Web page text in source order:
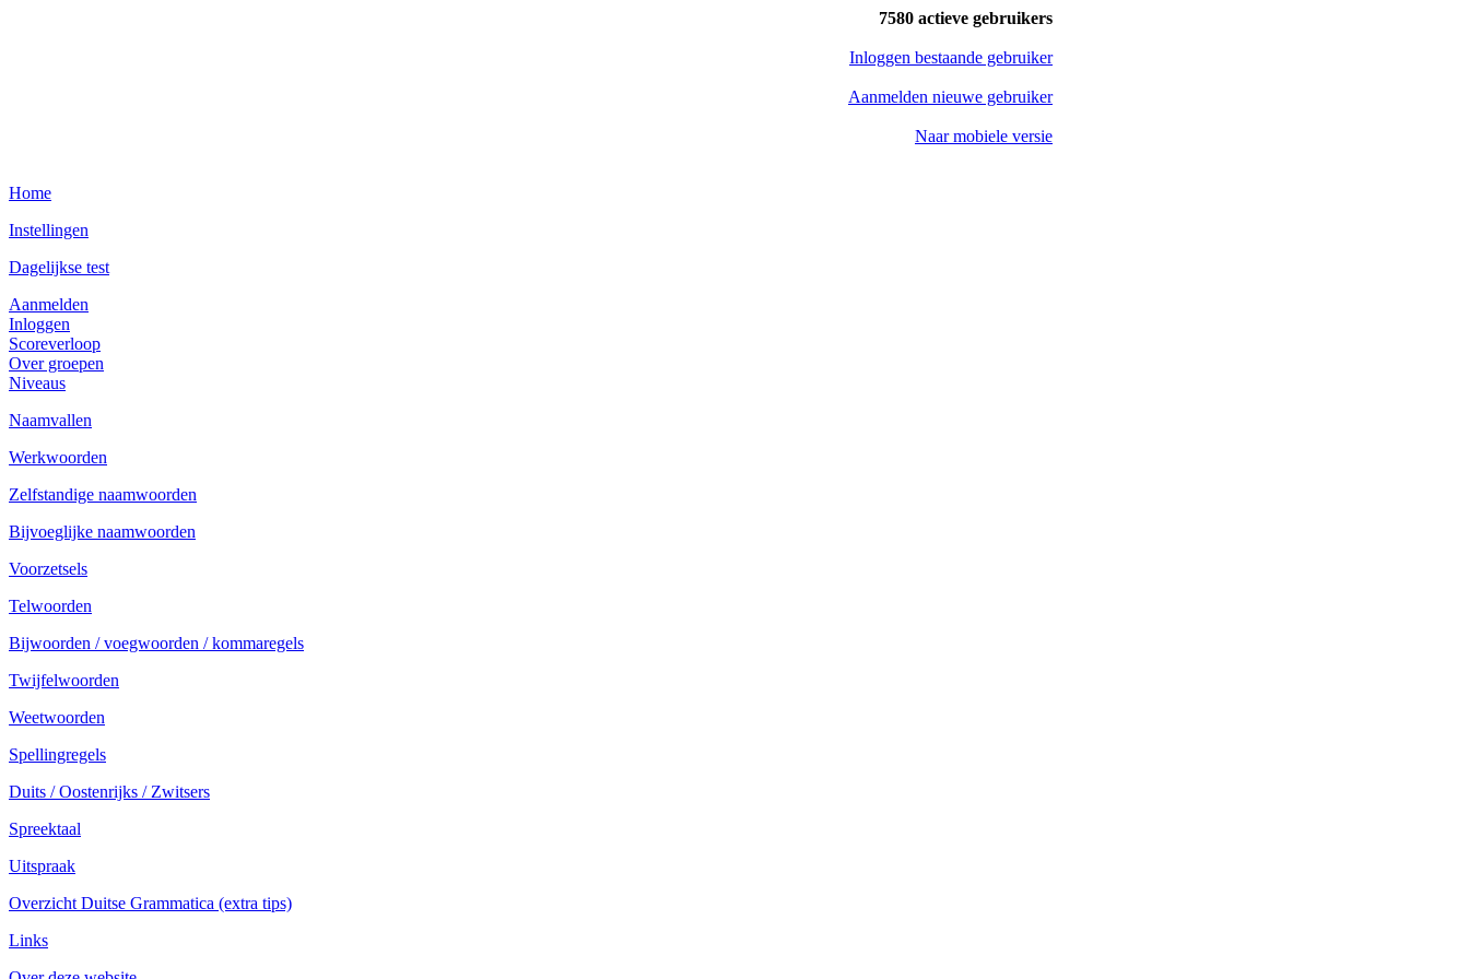
7580 actieve gebruikers
Inloggen bestaande gebruiker
Aanmelden nieuwe gebruiker
Naar mobiele versie
Home
Instellingen
Dagelijkse test
Aanmelden
Inloggen
Scoreverloop
Over groepen
Niveaus
Naamvallen
Werkwoorden
Zelfstandige naamwoorden
Bijvoeglijke naamwoorden
Voorzetsels
Telwoorden
Bijwoorden / voegwoorden / kommaregels
Twijfelwoorden
Weetwoorden
Spellingregels
Duits / Oostenrijks / Zwitsers
Spreektaal
Uitspraak
Overzicht Duitse Grammatica (extra tips)
Links